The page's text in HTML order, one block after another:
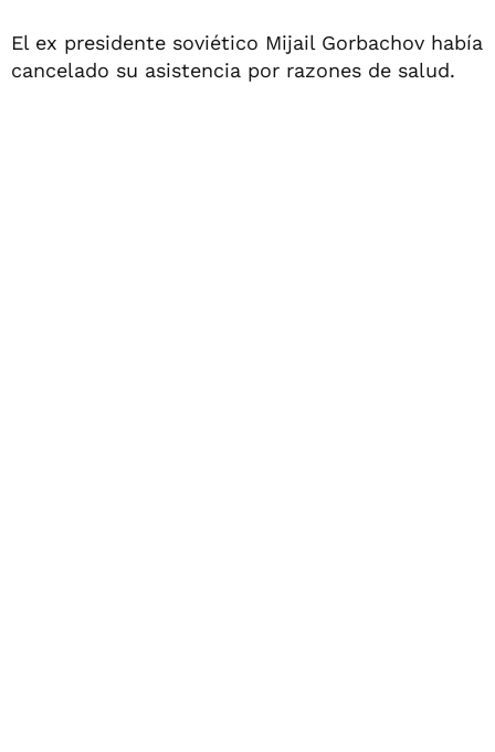
El ex presidente soviético Mijail Gorbachov había
cancelado su asistencia por razones de salud.